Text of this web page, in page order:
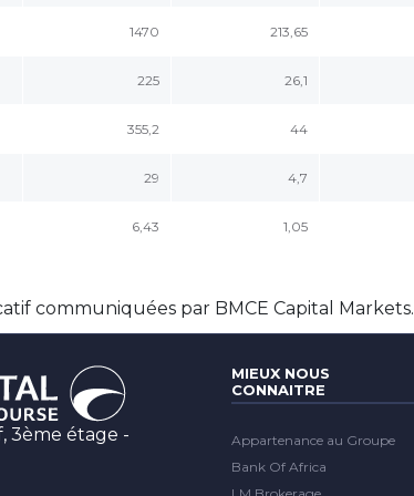
1470 213,65
225 26,1
355,2 44
29 4,7
6,43 1,05
communiquées par BMCE Capital Markets.
3ème étage -
MIEUX NOUS
CONNAITRE
Appartenance au Groupe
Bank Of Africa